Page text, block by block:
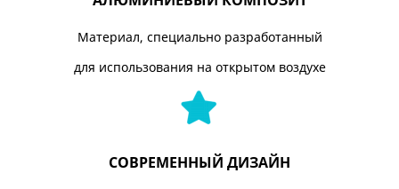
Материал, специально разработанный
для использования на открытом воздухе
СОВРЕМЕННЫЙ ДИЗАЙН